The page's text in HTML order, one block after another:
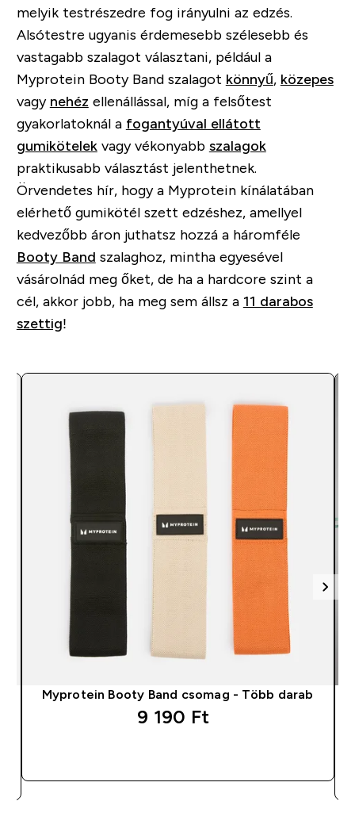
melyik testrészedre fog irányulni az edzés.
Alsótestre ugyanis érdemesebb szélesebb és
vastagabb szalagot választani, például a
Myprotein Booty Band szalagot könnyű, közepes
vagy nehéz ellenállással, míg a felsőtest
gyakorlatoknál a fogantyúval ellátott
gumikötelekvagy vékonyabb szalagok
praktikusabb választást jelenthetnek.
Örvendetes hír, hogy a Myprotein kínálatában
elérhető gumikötél szett edzéshez, amellyel
kedvezőbb áron juthatsz hozzá a háromféle
Booty Band szalaghoz, mintha egyesével
vásárolnád meg őket, de ha a hardcore szint a
cél, akkor jobb, ha meg sem állsz a 11 darabos
szettig!
Myprotein Booty Band csomag - Több darab
9 190 Ft‎